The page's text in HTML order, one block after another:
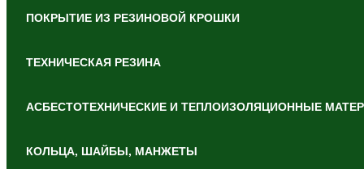
ПОКРЫТИЕ ИЗ РЕЗИНОВОЙ КРОШКИ
ТЕХНИЧЕСКАЯ РЕЗИНА
АСБЕСТОТЕХНИЧЕСКИЕ И ТЕПЛОИЗОЛЯЦИОННЫЕ
КОЛЬЦА, ШАЙБЫ, МАНЖЕТЫ